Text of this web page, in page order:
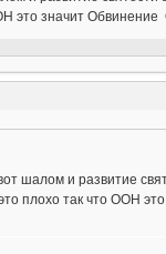
это значит
шалом и развитие
плохо так что ООН